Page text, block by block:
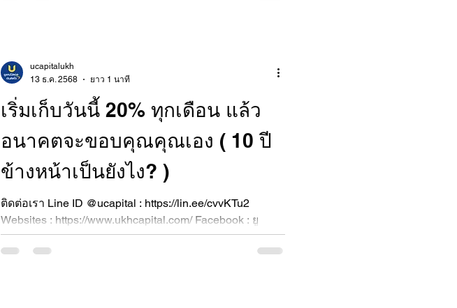
เริ่มเก็บวันนี้ 20% ทุกเดือน แล้ว
อนาคตจะขอบคุณคุณเอง ( 10 ปี
ข้างหน้าเป็นยังไง? )
ติดต่อเรา Line ID @ucapital : https://lin.ee/cvvKTu2
Websites : https://www.ukhcapital.com/ Facebook : ยู
แคปปิตอล เงินติดใจ บึงกาฬ โทรสอบถามเพิ่มเติม โทร :
086-4594841
ucapitalukh
13 ธ.ค. 2568
ยาว 1 นาที